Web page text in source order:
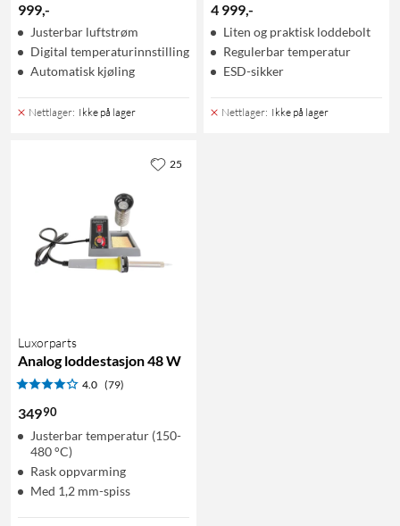
999,-
Justerbar luftstrøm
Digital temperaturinnstilling
Automatisk kjøling
Nettlager: Ikke på lager
4 999,-
Liten og praktisk loddebolt
Regulerbar temperatur
ESD-sikker
Nettlager: Ikke på lager
Luxorparts
Analog loddestasjon 48 W
4.0 (79)
34990
Justerbar temperatur (150-
480 °C)
Rask oppvarming
Med 1,2 mm-spiss
25